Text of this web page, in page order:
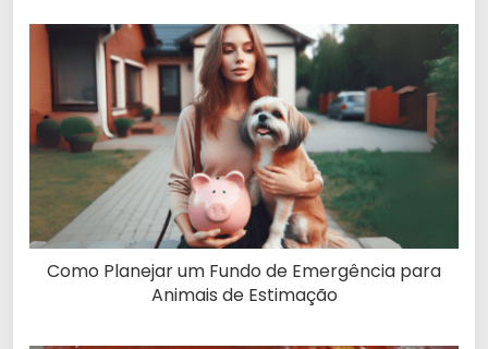
Como Planejar um Fundo de Emergência para
Animais de Estimação